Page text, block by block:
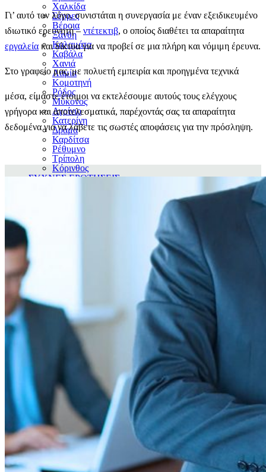
Χαλκίδα
Σέρρες
Βέροια
Ξάνθη
Καλαμάτα
Καβάλα
Χανιά
Λαμία
Κομοτηνή
Ρόδος
Μύκονος
Αγρίνιο
Κατερίνη
Δράμα
Καρδίτσα
Ρέθυμνο
Τρίπολη
Κόρινθος
ΣΥΧΝΕΣ ΕΡΩΤΗΣΕΙΣ
210 4112318
Γι’ αυτό τον λόγο, συνιστάται η συνεργασία με έναν εξειδικευμένο
ιδιωτικό ερευνητή – ντέτεκτιβ, ο οποίος διαθέτει τα απαραίτητα
εργαλεία και δίκτυα για να προβεί σε μια πλήρη και νόμιμη έρευνα.
Στο γραφείο μας, με πολυετή εμπειρία και προηγμένα τεχνικά
μέσα, είμαστε έτοιμοι να εκτελέσουμε αυτούς τους ελέγχους
γρήγορα και αποτελεσματικά, παρέχοντάς σας τα απαραίτητα
δεδομένα για να λάβετε τις σωστές αποφάσεις για την πρόσληψη.